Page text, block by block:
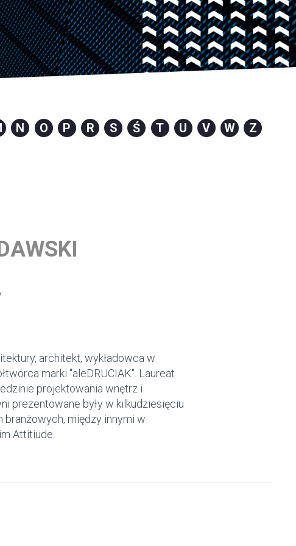
N O P R S Ś T U V W
Z
architekt, wykładowca w
marki "aleDRUCIAK". Laureat
projektowania wnętrz i
prezentowane były w kilkudziesięciu
branżowych, między innymi w
Attitiude.